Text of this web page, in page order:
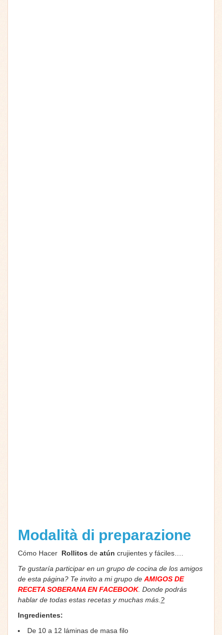
Modalità di preparazione
Cómo Hacer Rollitos de atún crujientes y fáciles….
Te gustaría participar en un grupo de cocina de los amigos
de esta página? Te invito a mi grupo de AMIGOS DE
RECETA SOBERANA EN FACEBOOK. Donde podrás
hablar de todas estas recetas y muchas más. ?
Ingredientes:
De 10 a 12 láminas de masa filo